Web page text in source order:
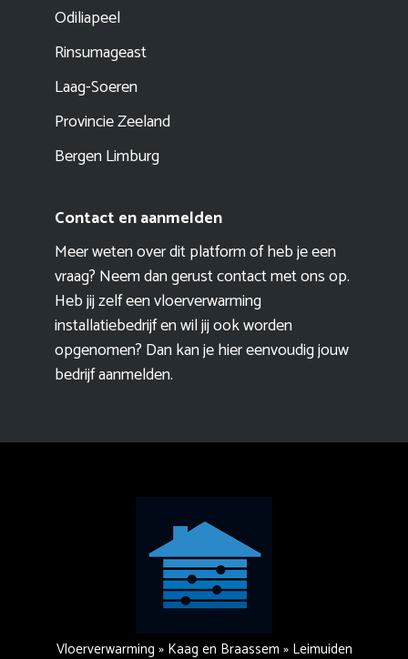
Odiliapeel
Rinsumageast
Laag-Soeren
Provincie Zeeland
Bergen Limburg
Contact en aanmelden
Meer weten over dit platform of heb je een
vraag? Neem dan gerust contact met ons op.
Heb jij zelf een vloerverwarming
installatiebedrijf en wil jij ook worden
opgenomen? Dan kan je hier eenvoudigjouw
bedrijf aanmelden.
Vloerverwarming » Kaag en Braassem » Leimuiden